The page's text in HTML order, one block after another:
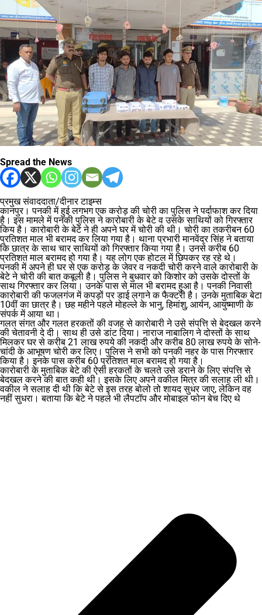
Spread the News
प्रमुख संवाददाता/दीनार टाइम्स
कानपुर। पनकी में हुई लगभग एक करोड़ की चोरी का पुलिस ने पर्दाफाश कर दिया
है। इस मामले में पनकी पुलिस ने कारोबारी के बेटे व उसके साथियों को गिरफ्तार
किय है। कारोबारी के बेटे ने ही अपने घर में चोरी की थी। चोरी का तकरीबन 60
प्रतिशत माल भी बरामद कर लिया गया है। थाना प्रभारी मानवेंद्र सिंह ने बताया
कि छात्र के साथ चार साथियों को गिरफ्तार किया गया है। उनसे करीब 60
प्रतिशत माल बरामद हो गया है। यह लोग एक होटल में छिपकर रह रहे थे।
पनकी में अपने ही घर से एक करोड़ के जेवर व नकदी चोरी करने वाले कारोबारी के
बेटे ने चोरी की बात कबूली है। पुलिस ने बुधवार को किशोर को उसके दोस्तों के
साथ गिरफ्तार कर लिया। उनके पास से माल भी बरामद हुआ है। पनकी निवासी
कारोबारी की फजलगंज में कपड़ों पर डाई लगाने क फैक्टरी है। उनके मुताबिक बेटा
10वीं का छात्र है। छह महीने पहले मोहल्ले के भानु, हिमांशु, आर्यन, आयुष्माणी के
संपर्क में आया था।
गलत संगत और गलत हरकतों की वजह से कारोबारी ने उसे संपत्ति से बेदखल करने
की चेतावनी दे दी। साथ ही उसे डांट दिया। नाराज नाबालिग ने दोस्तों के साथ
मिलकर घर से करीब 21 लाख रुपये की नकदी और करीब 80 लाख रुपये के सोने-
चांदी के आभूषण चोरी कर लिए। पुलिस ने सभी को पनकी नहर के पास गिरफ्तार
किया है। इनके पास करीब 60 प्रतिशत माल बरामद हो गया है।
कारोबारी के मुताबिक बेटे की ऐसी हरकतों के चलते उसे डराने के लिए संपत्ति से
बेदखल करने की बात कही थी। इसके लिए अपने वकील मित्र की सलाह ली थी।
वकील ने सलाह दी थी कि बेटे से इस तरह बोलो तो शायद सुधर जाए, लेकिन वह
नहीं सुधरा। बताया कि बेटे ने पहले भी लैपटॉप और मोबाइल फोन बेच दिए थे